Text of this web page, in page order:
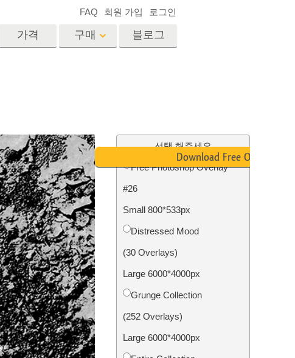
서비스 사진 서비스
이터 Video Editing Services
가격 구매
카드
대장
블로그
FAQ 회원 가입 로그인
선택 해주세요
Free Photoshop Overlay
#26
Small 800*533px
Distressed Mood
(30 Overlays)
Large 6000*4000px
Grunge Collection
(252 Overlays)
Large 6000*4000px
Download Free Overlay